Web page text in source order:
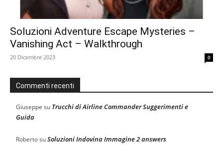
Soluzioni Adventure Escape Mysteries –
Vanishing Act – Walkthrough
20 Dicembre 2023 0
Commenti recenti
Giuseppe su Trucchi di Airline Commander Suggerimenti e
Guida
RobertosuSoluzioni Indovina Immagine 2 answers